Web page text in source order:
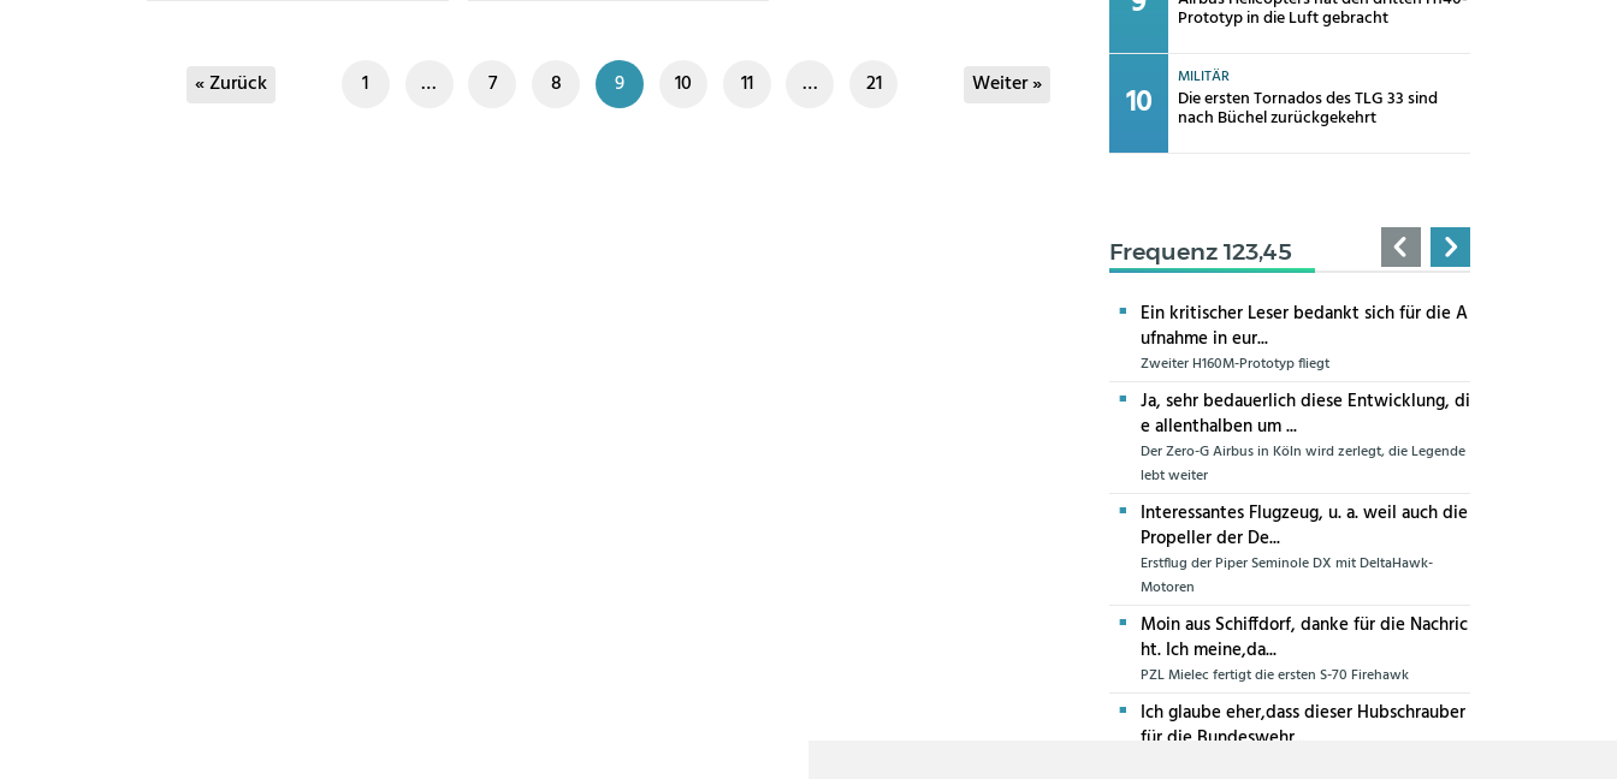
« Zurück 1 … 7 8 9 10 11 … 21 Weiter »
Prototyp in die Luft gebracht
MILITÄR
Die ersten Tornados des TLG 33 sind
nach Büchel zurückgekehrt
Frequenz 123,45
Ein kritischer Leser bedankt sich für die A
ufnahme in eur...
Zweiter H160M-Prototyp fliegt
Ja, sehr bedauerlich diese Entwicklung, di
e allenthalben um ...
Der Zero-G Airbus in Köln wird zerlegt, die Legende
lebt weiter
Interessantes Flugzeug, u. a. weil auch die
Propeller der De...
Erstflug der Piper Seminole DX mit DeltaHawk-
Motoren
Moin aus Schiffdorf, danke für die Nachric
ht. Ich meine,da...
PZL Mielec fertigt die ersten S-70 Firehawk
Ich glaube eher,dass dieser Hubschrauber
für die Bundeswehr...